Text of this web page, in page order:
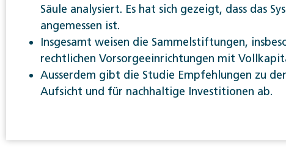
Säule analysiert. Es hat sich gezeigt, dass das
angemessen ist.
Insgesamt weisen die Sammelstiftungen,
rechtlichen Vorsorgeeinrichtungen mit
Ausserdem gibt die Studie Empfehlungen zu
Aufsicht und für nachhaltige Investitionen ab.